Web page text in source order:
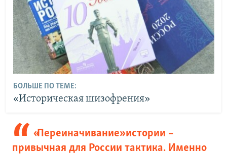
БОЛЬШЕ ПО ТЕМЕ:
«Историческая шизофрения»
«Переиначивание» истории –
привычная для России тактика. Именно